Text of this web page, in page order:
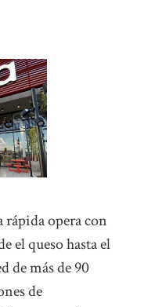
rápida opera con
el queso hasta el
de más de 90
de